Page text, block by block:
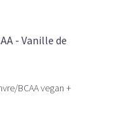
- Vanille de
BCAA vegan +